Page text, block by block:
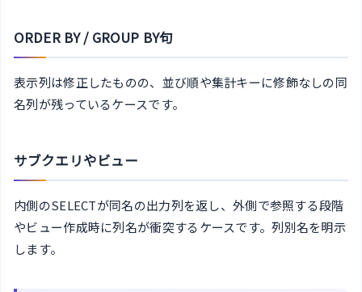
ORDER BY / GROUP BY句
表示列は修正したものの、並び順や集計キーに修飾なしの同
名列が残っているケースです。
サブクエリやビュー
内側のSELECTが同名の出力列を返し、外側で参照する段階
やビュー作成時に列名が衝突するケースです。列別名を明示
します。